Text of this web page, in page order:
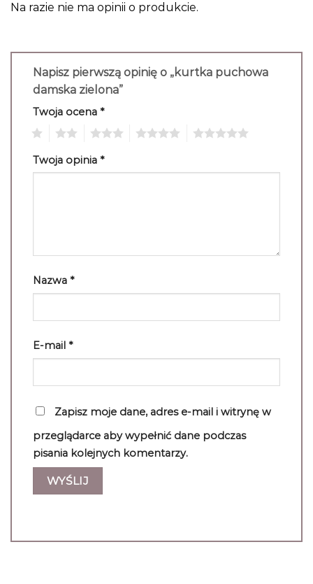
Na razie nie ma opinii o produkcie.
Napisz pierwszą opinię o „kurtka puchowa
damska zielona”
Twoja ocena *
Twoja opinia *
Nazwa *
E-mail *
Zapisz moje dane, adres e-mail i witrynę w
przeglądarce aby wypełnić dane podczas
pisania kolejnych komentarzy.